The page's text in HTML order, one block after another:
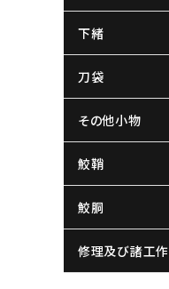
下緒
刀袋
その他小物
鮫鞘
鮫胴
修理及び諸工作